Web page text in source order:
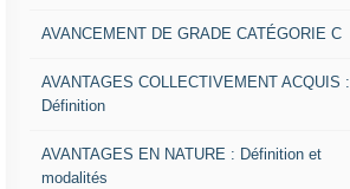
AVANCEMENT DE GRADE CATÉGORIE C
AVANTAGES COLLECTIVEMENT ACQUIS :
Définition
AVANTAGES EN NATURE : Définition et
modalités